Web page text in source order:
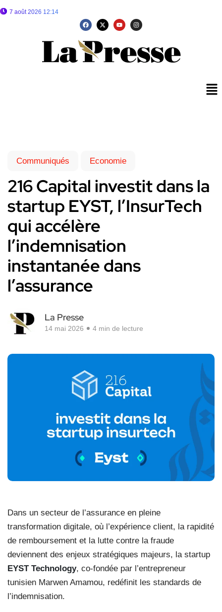
7 août 2026 12:14
Communiqués Economie
216 Capital investit dans la
startup EYST, l’InsurTech
qui accélère
l’indemnisation
instantanée dans
l’assurance
La Presse
14 mai 2026 4 min de lecture
Dans un secteur de l’assurance en pleine
transformation digitale, où l’expérience client, la rapidité
de remboursement et la lutte contre la fraude
deviennent des enjeux stratégiques majeurs, la startup
EYST Technology, co-fondée par l’entrepreneur
tunisien Marwen Amamou, redéfinit les standards de
l’indemnisation.